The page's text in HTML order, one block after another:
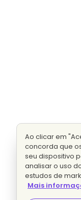
Ao clicar em
concorda que
seu dispositivo
analisar o uso
estudos de
Mais